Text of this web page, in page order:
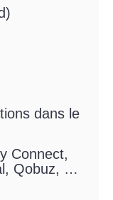
dans le
Connect,
Qobuz, …